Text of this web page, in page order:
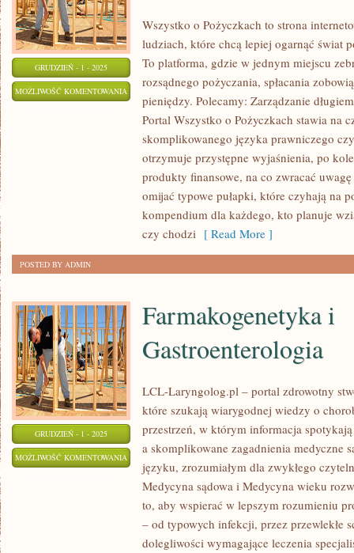
GRUDZIEŃ - 1 - 2025
MOŻLIWOŚĆ KOMENTOWANIA
ŚWIATOWE
FINANSOWE
Wszystko o Pożyczkach to strona
ludziach, które chcą lepiej ogarnąć świat
To platforma, gdzie w jednym miejscu
rozsądnego pożyczania, spłacania
pieniędzy. Polecamy: Zarządzanie
Portal Wszystko o Pożyczkach stawia na
skomplikowanego języka prawniczego
otrzymuje przystępne wyjaśnienia, po
produkty finansowe, na co zwracać
omijać typowe pułapki, które czyhają na
kompendium dla każdego, kto planuje
czy chodzi [ Read More ]
POSTED BY ADMIN
GRUDZIEŃ - 1 - 2025
MOŻLIWOŚĆ KOMENTOWANIA FARMAKOGENETYKA
GASTROENTEROLOGIA
Farmakogenetyka i
Gastroenterologia
LCL-Laryngolog.pl – portal zdrowotny
które szukają wiarygodnej wiedzy o
przestrzeń, w którym informacja
a skomplikowane zagadnienia medyczne
języku, zrozumiałym dla zwykłego
Medycyna sądowa i Medycyna wieku
to, aby wspierać w lepszym rozumieniu
– od typowych infekcji, przez przewlekłe
dolegliwości wymagające leczenia